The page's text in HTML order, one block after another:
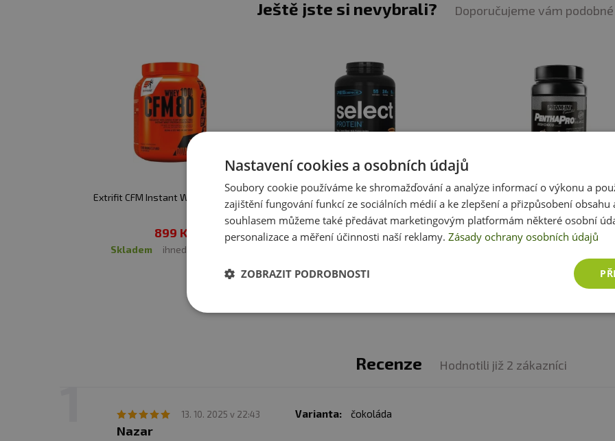
může nepříznivě
hydrolyzát, kreatine
zvýrazňovač chuti,
(obsahuje mléko),
sůl, sladidla
(sodná sůl
(tartaráty draselné)
Ještě jste si nevybrali? Doporučujeme vám
Extrifit CFM Instant Whey 80 1000 g
899 Kč
skladem ihned k expedici
TOP 30 produktů
PEScience Select Protein 1710-1820
g
1 149 Kč 999 Kč
Prom-in Pentha Pro Balance
1 099 Kč
Recenze Hodnotili již 2 zákazníci
13. 10. 2025 v 22:43
Nazar
Varianta: čokoláda
Nastavení cookies a osobních údajů
Soubory cookie používáme ke shromažďování a analýze informací o výkonu a
zajištění fungování funkcí ze sociálních médií a ke zlepšení a přizpůsobení obsahu
souhlasem můžeme také předávat marketingovým platformám některé osobní
personalizace a měření účinnosti naší reklamy. Zásady ochrany osobních údajů
ZOBRAZIT PODROBNOSTI